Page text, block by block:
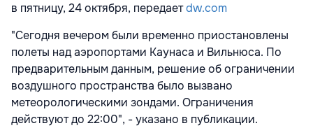
в пятницу, 24 октября, передаетdw.com
"Сегодня вечером были временно приостановлены
полеты над аэропортами Каунаса и Вильнюса. По
предварительным данным, решение об ограничении
воздушного пространства было вызвано
метеорологическими зондами. Ограничения
действуют до 22:00", - указано в публикации.